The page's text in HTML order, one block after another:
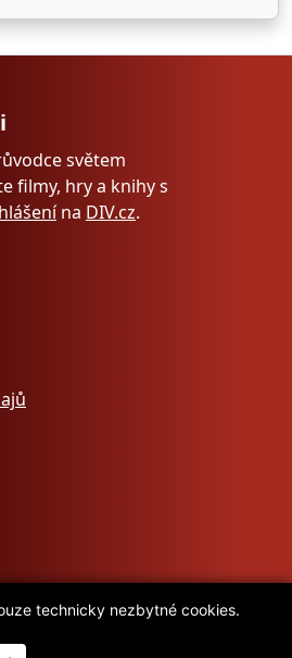
světem
filmy, hry a knihy s
na DIV.cz.
technicky nezbytné cookies.